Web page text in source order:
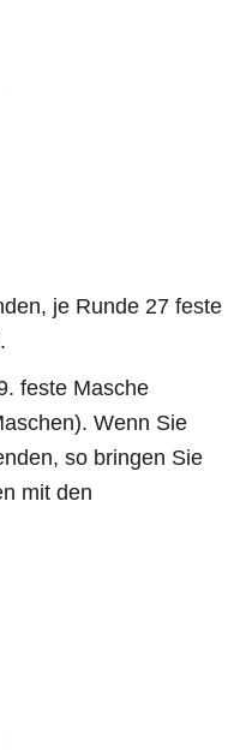
je Runde 27 feste
feste Masche
Wenn Sie
so bringen Sie
mit den